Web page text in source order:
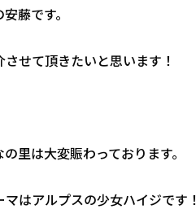
藤です。
せて頂きたいと思います！
里は大変賑わっております。
はアルプスの少女ハイジです！